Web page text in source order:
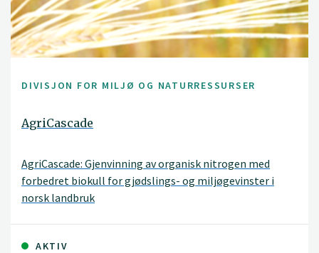
DIVISJON FOR MILJØ OG NATURRESSURSER
AgriCascade
AgriCascade: Gjenvinning av organisk nitrogen med
forbedret biokull for gjødslings- og miljøgevinster i
norsk landbruk
AKTIV